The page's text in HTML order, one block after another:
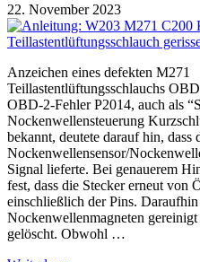
22. November 2023
Anzeichen eines defekten M271
Teillastentlüftungsschlauchs
OBD-2-Fehler P2014, auch als
Nockenwellensteuerung
bekannt, deutete darauf hin, dass
Nockenwellensensor/
Signal lieferte. Bei genauerem
fest, dass die Stecker erneut von
einschließlich der Pins.
Nockenwellenmagneten
gelöscht. Obwohl …